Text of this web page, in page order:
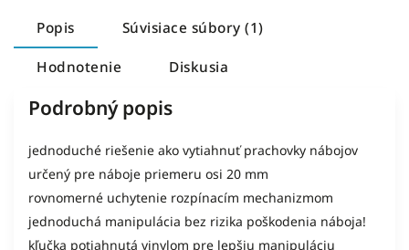
Popis Súvisiace súbory (1)
Hodnotenie Diskusia
Podrobný popis
jednoduché riešenie ako vytiahnuť prachovky nábojov
určený pre náboje priemeru osi 20 mm
rovnomerné uchytenie rozpínacím mechanizmom
jednoduchá manipulácia bez rizika poškodenia náboja!
kľučka potiahnutá vinylom pre lepšiu manipuláciu